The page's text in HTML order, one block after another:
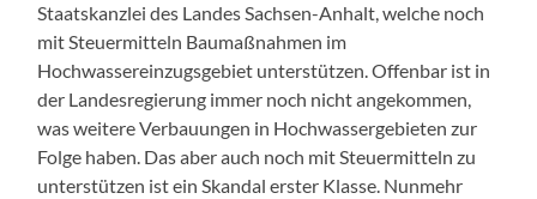
Staatskanzlei des Landes Sachsen-Anhalt, welche noch
mit Steuermitteln Baumaßnahmen im
Hochwassereinzugsgebiet unterstützen. Offenbar ist in
der Landesregierung immer noch nicht angekommen,
was weitere Verbauungen in Hochwassergebieten zur
Folge haben. Das aber auch noch mit Steuermitteln zu
unterstützen ist ein Skandal erster Klasse. Nunmehr